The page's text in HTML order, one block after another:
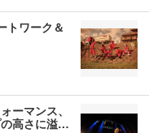
トワーク＆
ーマンス、
の高さに溢…